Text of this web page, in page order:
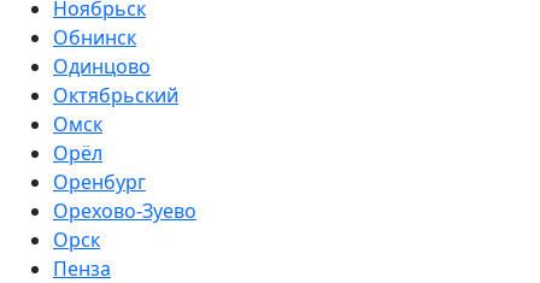
Ноябрьск
Обнинск
Одинцово
Октябрьский
Омск
Орёл
Оренбург
Орехово-Зуево
Орск
Пенза